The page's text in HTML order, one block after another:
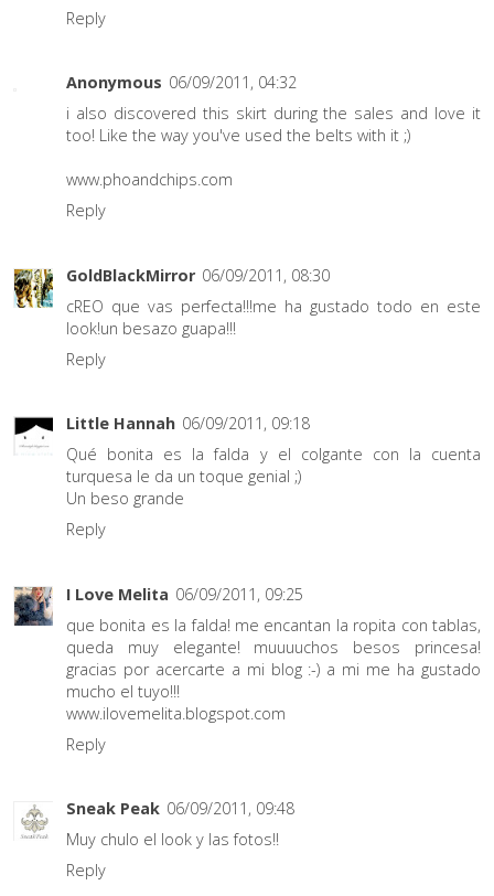
Reply
Anonymous 06/09/2011, 04:32
i also discovered this skirt during the sales and love it
too! Like the way you've used the belts with it ;)
www.phoandchips.com
Reply
GoldBlackMirror 06/09/2011, 08:30
cREO que vas perfecta!!!me ha gustado todo en este
look!un besazo guapa!!!
Reply
Little Hannah 06/09/2011, 09:18
Qué bonita es la falda y el colgante con la cuenta
turquesa le da un toque genial ;)
Un beso grande
Reply
I Love Melita 06/09/2011, 09:25
que bonita es la falda! me encantan la ropita con tablas,
queda muy elegante! muuuuchos besos princesa!
gracias por acercarte a mi blog :-) a mi me ha gustado
mucho el tuyo!!!
www.ilovemelita.blogspot.com
Reply
Sneak Peak 06/09/2011, 09:48
Muy chulo el look y las fotos!!
Reply